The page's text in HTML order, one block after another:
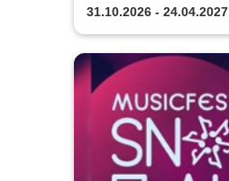
31.10.2026 - 24.04.2027